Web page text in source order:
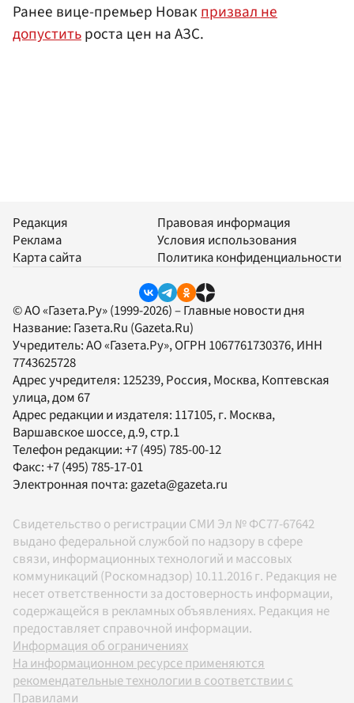
Ранее вице-премьер Новакпризвал не
допуститьроста цен на АЗС.
Редакция
Реклама
Карта сайта
Правовая информация
Условия использования
Политика конфиденциальности
© АО «Газета.Ру» (1999-2026) – Главные новости дня
Название: Газета.Ru (Gazeta.Ru)
Учредитель:АО «Газета.Ру», ОГРН 1067761730376, ИНН
7743625728
Адрес учредителя: 125239, Россия, Москва, Коптевская
улица, дом 67
Адрес редакции и издателя: 117105, г. Москва,
Варшавское шоссе, д.9, стр.1
Телефон редакции:+7 (495) 785-00-12
Факс:+7 (495) 785-17-01
Электронная почта: gazeta@gazeta.ru
Свидетельство о регистрации СМИ Эл № ФС77-67642
выдано федеральной службой по надзору в сфере
связи, информационных технологий и массовых
коммуникаций (Роскомнадзор) 10.11.2016 г. Редакция не
несет ответственности за достоверность информации,
содержащейся в рекламных объявлениях. Редакция не
предоставляет справочной информации.
Информация об ограничениях
На информационном ресурсе применяются
рекомендательные технологии в соответствии с
Правилами